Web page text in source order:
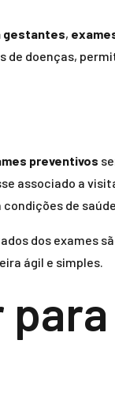
gestantes,
de doenças,
preventivos
associado a
de
dos exames
ágil e simples.